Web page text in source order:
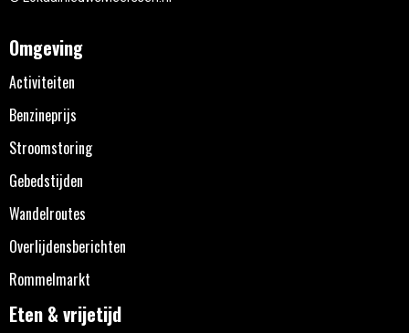
Omgeving
Activiteiten
Benzineprijs
Stroomstoring
Gebedstijden
Wandelroutes
Overlijdensberichten
Rommelmarkt
Eten & vrijetijd